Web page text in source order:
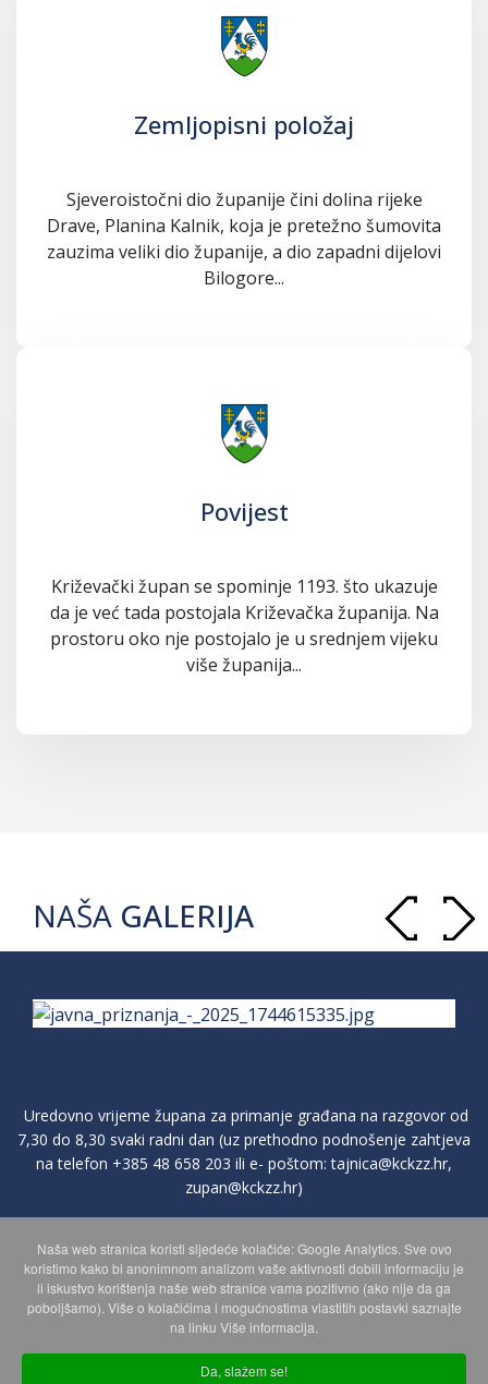
Zemljopisni položaj
Sjeveroistočni dio županije čini dolina rijeke
Drave, Planina Kalnik, koja je pretežno šumovita
zauzima veliki dio županije, a dio zapadni dijelovi
Bilogore...
Povijest
Križevački župan se spominje 1193. što ukazuje
da je već tada postojala Križevačka županija. Na
prostoru oko nje postojalo je u srednjem vijeku
više županija...
NAŠA GALERIJA
Uredovno vrijeme župana za primanje građana na razgovor od
7,30 do 8,30 svaki radni dan (uz prethodno podnošenje zahtjeva
na telefon +385 48 658 203 ili e- poštom:tajnica@kckzz.hr,
zupan@kckzz.hr)
POLITIKA ZAŠTITE PRIVATNOSTI OSOBNIH PODATAKA
MAPA WEBA
Naša web stranica koristi sljedeće kolačiće: Google Analytics. Sve ovo
koristimo kako bi anonimnom analizom vaše aktivnosti dobili informaciju je
li iskustvo korištenja naše web stranice vama pozitivno (ako nije da ga
poboljšamo). Više o kolačićima i mogućnostima vlastitih postavki saznajte
na linku Više informacija.
Da, slažem se!